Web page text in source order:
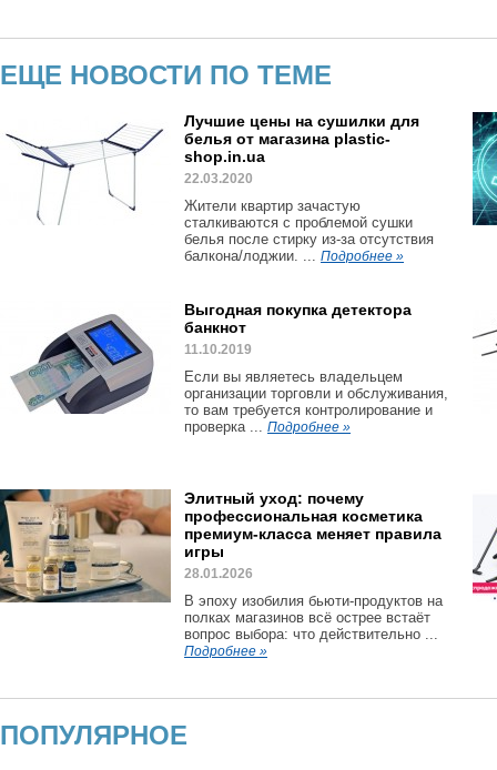
ЕЩЕ НОВОСТИ ПО ТЕМЕ
Лучшие цены на сушилки для
белья от магазина plastic-
shop.in.ua
22.03.2020
Жители квартир зачастую
сталкиваются с проблемой сушки
белья после стирку из-за отсутствия
балкона/лоджии. ... Подробнее »
Выгодная покупка детектора
банкнот
11.10.2019
Если вы являетесь владельцем
организации торговли и обслуживания,
то вам требуется контролирование и
проверка ... Подробнее »
Элитный уход: почему
профессиональная косметика
премиум-класса меняет правила
игры
28.01.2026
В эпоху изобилия бьюти-продуктов на
полках магазинов всё острее встаёт
вопрос выбора: что действительно ...
Подробнее »
ПОПУЛЯРНОЕ